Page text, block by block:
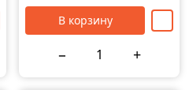
В корзину
− +